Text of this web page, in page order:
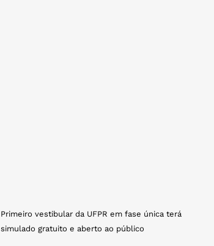
Primeiro vestibular da UFPR em fase única terá
simulado gratuito e aberto ao público